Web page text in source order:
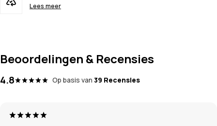
Lees meer
Beoordelingen & Recensies
4.8 Op basis van 39 Recensies